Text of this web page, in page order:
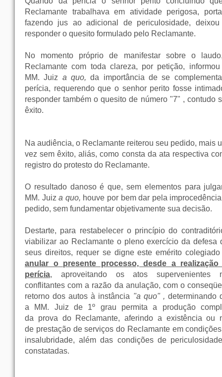
Reclamante trabalhava em atividade perigosa,
fazendo jus ao adicional de periculosidade,
responder o quesito formulado pelo Reclamante.
No momento próprio de manifestar sobre o
Reclamante com toda clareza, por petição,
MM. Juiz a quo,da importância de se
perícia, requerendo que o senhor perito fosse
responder também o quesito de número "7" , contudo
êxito.
Na audiência, o Reclamante reiterou seu pedido, mais
vez sem êxito, aliás, como consta da ata respectiva
registro do protesto do Reclamante.
O resultado danoso é que, sem elementos para
MM. Juiza quo, houve por bem dar pela
pedido, sem fundamentar objetivamente sua decisão.
Destarte, para restabelecer o princípio do
viabilizar ao Reclamante o pleno exercício da defesa
seus direitos, requer se digne este emérito
anular o presente processo, desde a realização
perícia, aproveitando os atos supervenientes
conflitantes com a razão da anulação, com o
retorno dos autos à instância "a quo" , determinando
a MM. Juiz de 1º grau permita a produção
da prova do Reclamante, aferindo a existência ou
de prestação de serviços do Reclamante em
insalubridade, além das condições de
constatadas.